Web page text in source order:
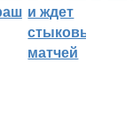
и ждет
стыковых
матчей